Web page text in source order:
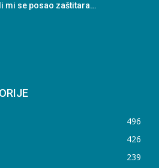
mi se posao zaštitara…
496
426
239